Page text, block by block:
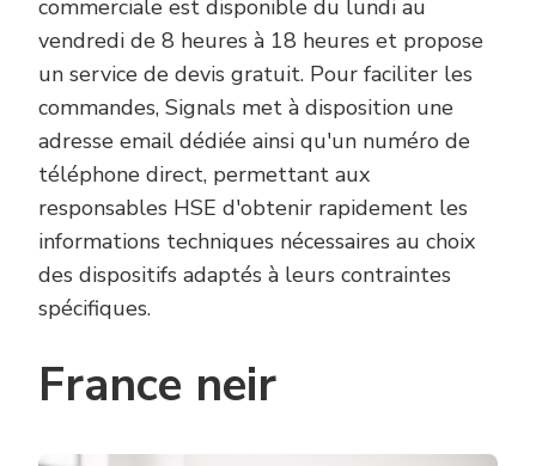
commerciale est disponible du lundi au
vendredi de 8 heures à 18 heures et propose
un service de devis gratuit. Pour faciliter les
commandes, Signals met à disposition une
adresse email dédiée ainsi qu'un numéro de
téléphone direct, permettant aux
responsables HSE d'obtenir rapidement les
informations techniques nécessaires au choix
des dispositifs adaptés à leurs contraintes
spécifiques.
France neir